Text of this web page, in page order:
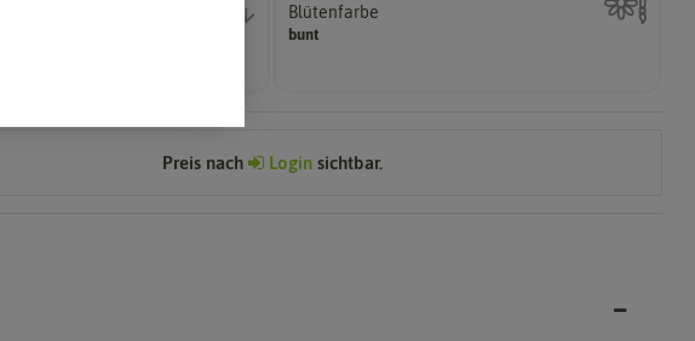
Blütenfarbe
bunt
Wie ist die Blüte eingefärbt? Kann auch mehrfarbig
sein.
Preis nach Loginsichtbar.